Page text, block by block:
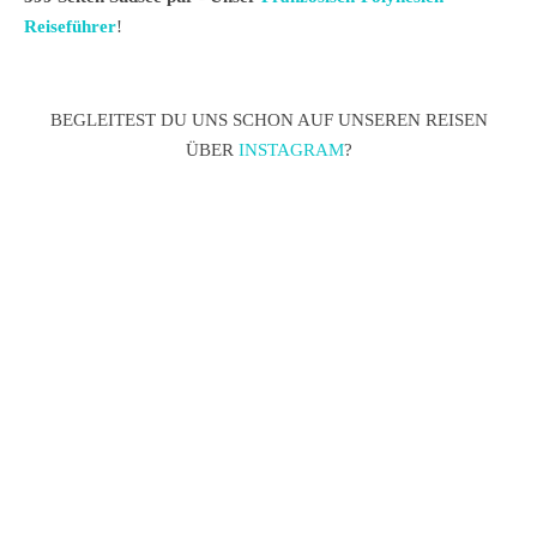
Reiseführer!
BEGLEITEST DU UNS SCHON AUF UNSEREN REISEN
ÜBER INSTAGRAM?